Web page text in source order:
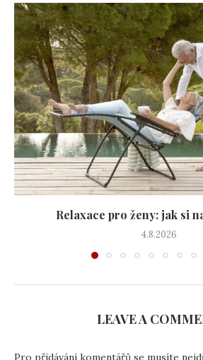
Relaxace pro ženy: jak si
4.8.2026
LEAVE A
Pro přidávání komentářů se musíte